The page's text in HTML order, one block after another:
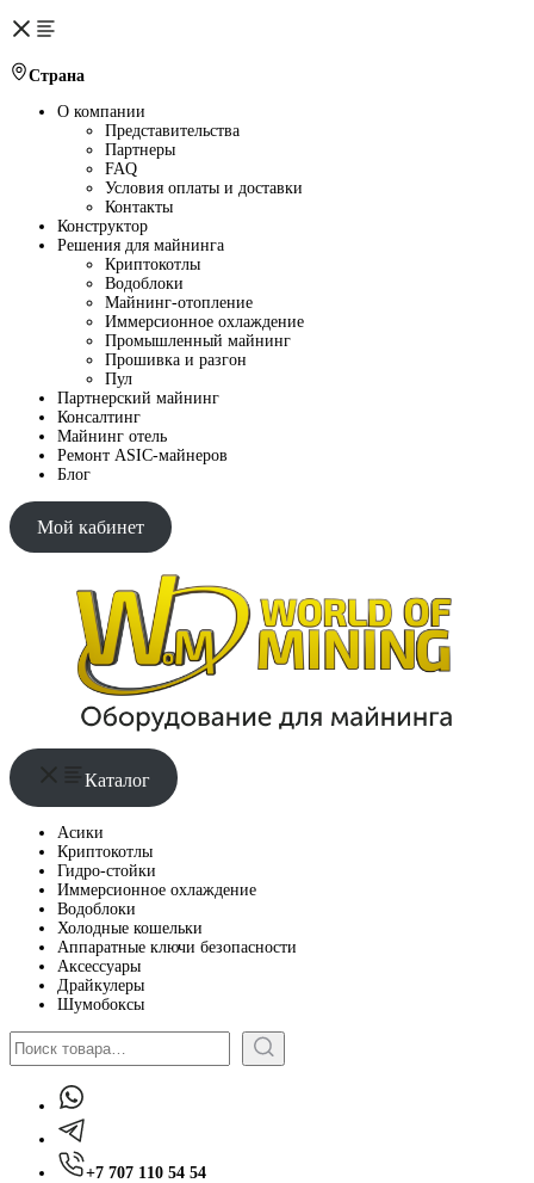
Страна
О компании
Представительства
Партнеры
FAQ
Условия оплаты и доставки
Контакты
Конструктор
Решения для майнинга
Криптокотлы
Водоблоки
Майнинг-отопление
Иммерсионное охлаждение
Промышленный майнинг
Прошивка и разгон
Пул
Партнерский майнинг
Консалтинг
Майнинг отель
Ремонт ASIC-майнеров
Блог
Мой кабинет
Каталог
Асики
Криптокотлы
Гидро-стойки
Иммерсионное охлаждение
Водоблоки
Холодные кошельки
Аппаратные ключи безопасности
Аксессуары
Драйкулеры
Шумобоксы
Поиск
+7 707 110 54 54